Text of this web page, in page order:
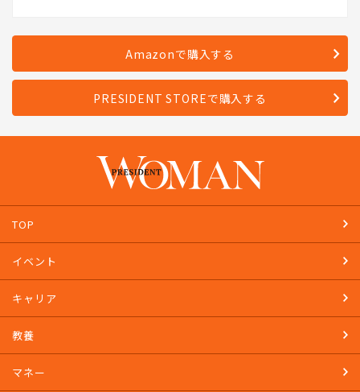
Amazonで購入する
PRESIDENT STOREで購入する
TOP
イベント
キャリア
教養
マネー